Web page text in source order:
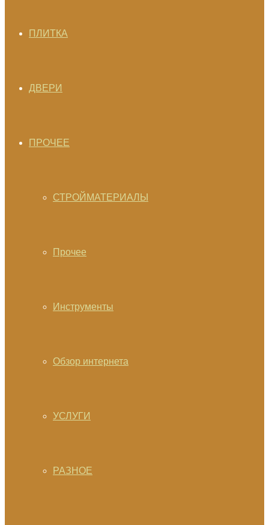
ПЛИТКА
ДВЕРИ
ПРОЧЕЕ
СТРОЙМАТЕРИАЛЫ
Прочее
Инструменты
Обзор интернета
УСЛУГИ
РАЗНОЕ